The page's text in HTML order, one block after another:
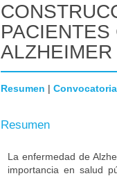
ALZHEIMER
Resumen | Convocatoria
Resumen
La enfermedad de
importancia en salud